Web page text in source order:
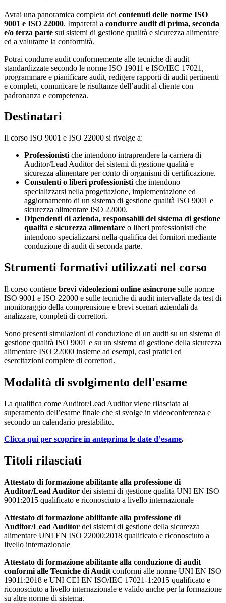
Avrai una panoramica completa dei contenuti delle norme ISO
9001 e ISO 22000. Imparerai a condurre audit di prima, seconda
e/o terza parte sui sistemi di gestione qualità e sicurezza alimentare
ed a valutarne la conformità.
Potrai condurre audit conformemente alle tecniche di audit
standardizzate secondo le norme ISO 19011 e ISO/IEC 17021,
programmare e pianificare audit, redigere rapporti di audit pertinenti
e completi, comunicare le risultanze dell’audit al cliente con
padronanza e competenza.
Destinatari
Il corso ISO 9001 e ISO 22000 si rivolge a:
Professionisti che intendono intraprendere la carriera di
Auditor/Lead Auditor dei sistemi di gestione qualità e
sicurezza alimentare per conto di organismi di certificazione.
Consulenti o liberi professionisti che intendono
specializzarsi nella progettazione, implementazione ed
aggiornamento di un sistema di gestione qualità ISO 9001 e
sicurezza alimentare ISO 22000.
Dipendenti di azienda, responsabili del sistema di gestione
qualità e sicurezza alimentare o liberi professionisti che
intendono specializzarsi nella qualifica dei fornitori mediante
conduzione di audit di seconda parte.
Strumenti formativi utilizzati nel corso
Il corso contiene brevi videolezioni online asincrone sulle norme
ISO 9001 e ISO 22000 e sulle tecniche di audit intervallate da test di
monitoraggio della comprensione e brevi scenari aziendali da
analizzare, completi di correttori.
Sono presenti simulazioni di conduzione di un audit su un sistema di
gestione qualità ISO 9001 e su un sistema di gestione della sicurezza
alimentare ISO 22000 insieme ad esempi, casi pratici ed
esercitazioni complete di correttori.
Modalità di svolgimento dell'esame
La qualifica come Auditor/Lead Auditor viene rilasciata al
superamento dell’esame finale che si svolge in videoconferenza e
secondo un calendario prestabilito.
Clicca qui per scoprire in anteprima le date d’esame.
Titoli rilasciati
Attestato di formazione abilitante alla professione di
Auditor/Lead Auditor dei sistemi di gestione qualità UNI EN ISO
9001:2015 qualificato e riconosciuto a livello internazionale
Attestato di formazione abilitante alla professione di
Auditor/Lead Auditor dei sistemi di gestione della sicurezza
alimentare UNI EN ISO 22000:2018 qualificato e riconosciuto a
livello internazionale
Attestato di formazione abilitante alla conduzione di audit
conformi alle Tecniche di Audit conformi alle norme UNI EN ISO
19011:2018 e UNI CEI EN ISO/IEC 17021-1:2015 qualificato e
riconosciuto a livello internazionale e valido anche per la formazione
su altre norme di sistema.